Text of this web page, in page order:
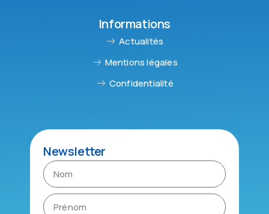
Informations
Actualités
Mentions légales
Confidentialité
Newsletter